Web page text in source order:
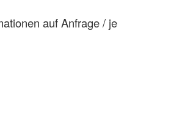
auf Anfrage / je